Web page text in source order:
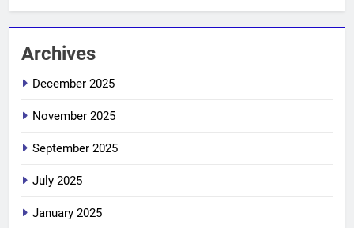
Archives
December 2025
November 2025
September 2025
July 2025
January 2025